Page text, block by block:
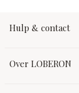
Hulp & contact
Over LOBERON